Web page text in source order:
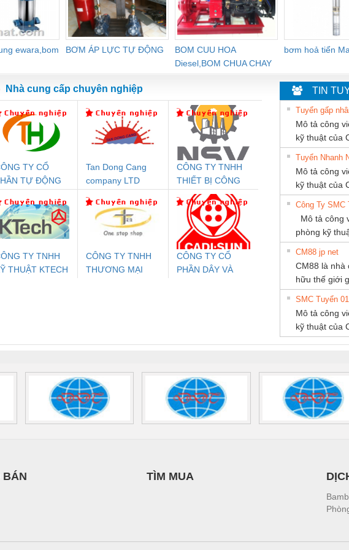
ewara,bom
BƠM ÁP LỰC TỰ ĐỘNG
BOM CUU HOA
Diesel,BOM CHUA CHAY
bơm hoả tiển
An Toàn
Contact
1NO-
24DC-SP -
Rơ Le An Toàn
Phoenix Contact
PSR-SCP-
24UC/ESL4/3X1/1X2/B
- 2981059
Điện AC
Mô-đun Ắc Quy UPS
Bộ Lặp Tín Hiệu
PROFIBUS Phoenix
Contact PSI-REP-
PROFIBUS/12MB -
2708863
Rơ Le An Toàn
Phoenix Contact
2986960 – PSR-
SCP-
24DC/FSP/2X1/1X2
Rơ Le An Toàn
Bộ giám sát chuỗi
tấm pin
TRANSCLINIC 16I+
1K5 H (2502520000)
Nhà cung cấp chuyên nghiệp
TY CỔ
TỰ ĐỘNG
Tan Dong Cang
company LTD
CÔNG TY TNHH
THIẾT BỊ CÔNG
NGHIỆP NIHON
SETSUBI VIỆT
NAM
TY TNHH
THUẬT KTECH
CÔNG TY TNHH
THƯƠNG MẠI
CÔNG TY CỔ
PHẦN DÂY VÀ
CÔNG TY TNHH
MEKONG MARINE
SUPPLY
Công ty TNHH
Thương Mại SX Ba
TIN
Mô tả công
kỹ thuật của
Tuyển Nhanh
Mô tả công
kỹ thuật của
Mô tả công
phòng kỹ
CM88 jp net
CM88 là nhà
hữu thế giới
SMC Tuyển
Mô tả công
kỹ thuật của
BÁN TÌM MUA